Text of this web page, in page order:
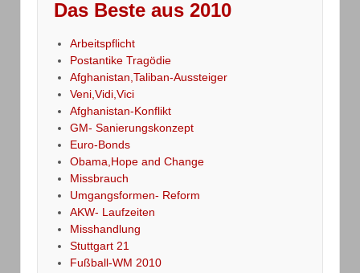
Das Beste aus 2010
Arbeitspflicht
Postantike Tragödie
Afghanistan,Taliban-Aussteiger
Veni,Vidi,Vici
Afghanistan-Konflikt
GM- Sanierungskonzept
Euro-Bonds
Obama,Hope and Change
Missbrauch
Umgangsformen- Reform
AKW- Laufzeiten
Misshandlung
Stuttgart 21
Fußball-WM 2010